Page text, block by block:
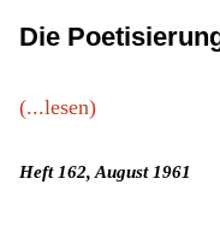
Die
(...lesen)
Heft 162, August 1961